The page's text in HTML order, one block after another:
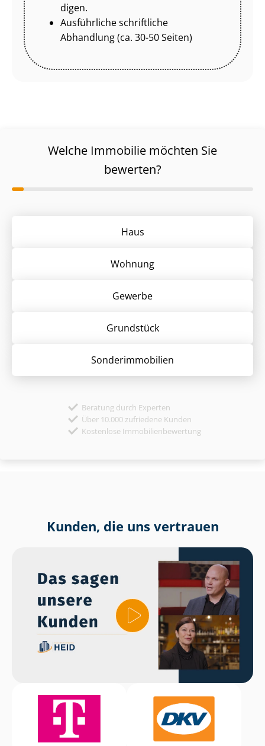
di­gen.
Ausführliche schriftliche
Abhandlung (ca. 30-50 Seiten)
Welche Immobilie möchten Sie
bewerten?
Haus
Wohnung
Gewerbe
Grund­stück
Sonder­immobilien
Beratung durch Experten
Über 10.000 zufriedene Kunden
Kostenlose Immobilienbewertung
Kunden, die uns vertrauen